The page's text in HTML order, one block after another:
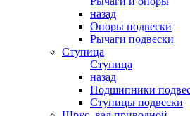
назад
Опоры подвески
Рычаги подвески
Ступица
Ступица
назад
Подшипники
Ступицы подвески